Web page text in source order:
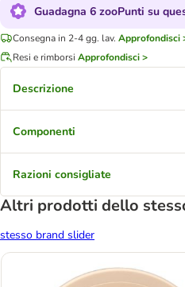
Guadagna 6 zooPunti su
Consegna in 2-4 gg. lav. Approfondisci
Resi e rimborsi Approfondisci >
Descrizione
Componenti
Razioni consigliate
Altri prodotti dello
stesso brand slider